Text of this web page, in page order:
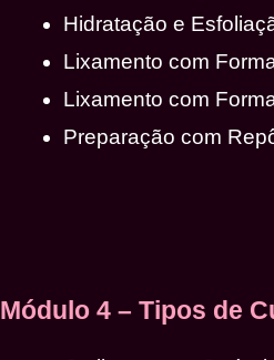
Hidratação e
Lixamento com
Lixamento com
Preparação com
Módulo 4 – Tipos de